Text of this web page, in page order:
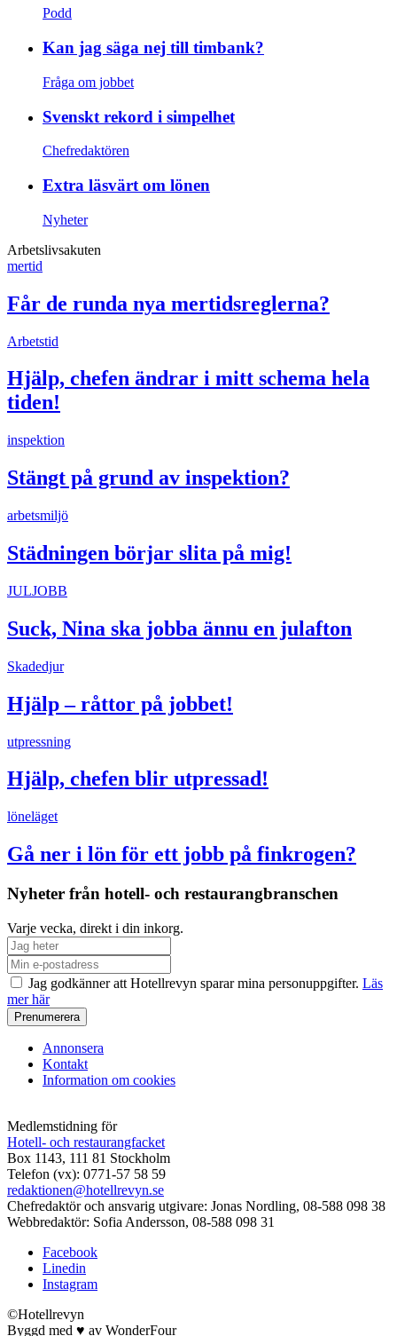
Podd
Kan jag säga nej till timbank?
Fråga om jobbet
Svenskt rekord i simpelhet
Chefredaktören
Extra läsvärt om lönen
Nyheter
Arbetslivsakuten
mertid
Får de runda nya mertidsreglerna?
Arbetstid
Hjälp, chefen ändrar i mitt schema hela
tiden!
inspektion
Stängt på grund av inspektion?
arbetsmiljö
Städningen börjar slita på mig!
JULJOBB
Suck, Nina ska jobba ännu en julafton
Skadedjur
Hjälp – råttor på jobbet!
utpressning
Hjälp, chefen blir utpressad!
löneläget
Gå ner i lön för ett jobb på finkrogen?
Nyheter från hotell- och restaurangbranschen
Varje vecka, direkt i din inkorg.
Jag godkänner att Hotellrevyn sparar mina personuppgifter. Läs
mer här
Annonsera
Kontakt
Information om cookies
Medlemstidning för
Hotell- och restaurangfacket
Box 1143, 111 81 Stockholm
Telefon (vx): 0771-57 58 59
redaktionen@hotellrevyn.se
Chefredaktör och ansvarig utgivare: Jonas Nordling, 08-588 098 38
Webbredaktör: Sofia Andersson, 08-588 098 31
Facebook
Linedin
Instagram
©Hotellrevyn
Byggd med ♥ av WonderFour